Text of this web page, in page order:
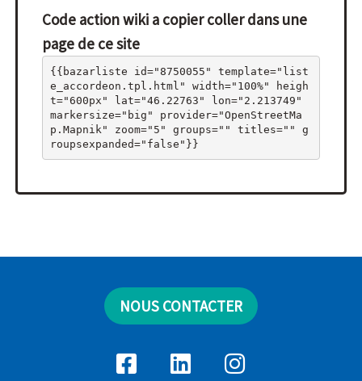
Code action wiki a copier coller dans une
page de ce site
{{bazarliste id="8750055" template="list
e_accordeon.tpl.html" width="100%" heigh
t="600px" lat="46.22763" lon="2.213749"
markersize="big" provider="OpenStreetMa
p.Mapnik" zoom="5" groups="" titles="" g
roupsexpanded="false"}}
NOUS CONTACTER